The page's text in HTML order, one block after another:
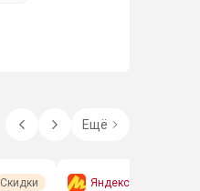
Ещё
Скидки Яндекс Маркет